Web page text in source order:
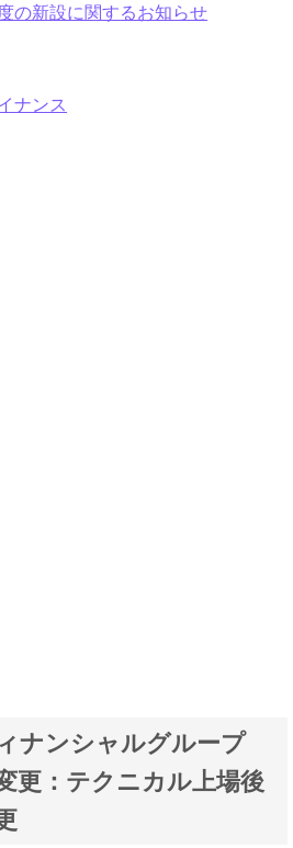
の新設に関するお知らせ
ナンス
ナンシャルグループ
更：テクニカル上場後